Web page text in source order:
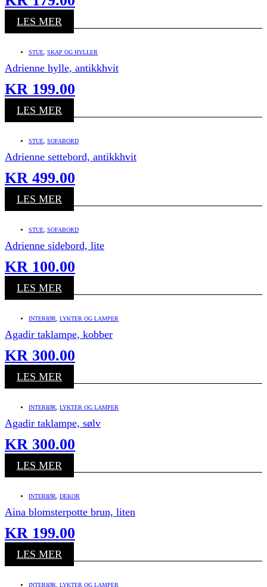
LES MER
STUE SKAP OG HYLLER
Adrienne hylle, antikkhvit
KR 199.00
LES MER
STUE SOFABORD
Adrienne settebord, antikkhvit
KR 499.00
LES MER
STUE SOFABORD
Adrienne sidebord, lite
KR 100.00
LES MER
INTERIØR LYKTER OG LAMPER
Agadir taklampe, kobber
KR 300.00
LES MER
INTERIØR LYKTER OG LAMPER
Agadir taklampe, sølv
KR 300.00
LES MER
INTERIØR DEKOR
Aina blomsterpotte brun, liten
KR 199.00
LES MER
INTERIØR LYKTER OG LAMPER